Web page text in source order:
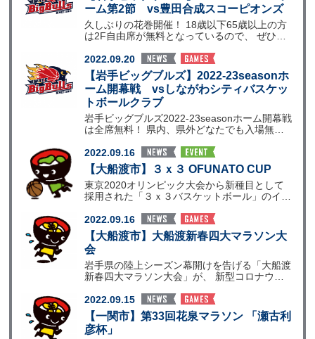
ーム第2節 vs豊田合成スコーピオンズ
久しぶりの花巻開催！ 18歳以下65歳以上の方
は2F自由席が無料となっているので、 ぜひお
2022.09.20
【岩手ビッグブルズ】2022-23seasonホ
ーム開幕戦 vsしながわシティバスケッ
トボールクラブ
岩手ビッグブルズ2022-23seasonホーム開幕戦
は全席無料！ 県内、県外どなたでも入場無
2022.09.16
【大船渡市】３ｘ３ OFUNATO CUP
東京2020オリンピック大会から新種目として
採用された「３ｘ３バスケットボール」のイベ
2022.09.16
【大船渡市】大船渡新春四大マラソン大
会
岩手県の陸上シーズン幕開けを告げる「大船渡
新春四大マラソン大会」が、 新型コロナウイ
2022.09.15
【一関市】第33回花泉マラソン 「瀬古利
彦杯」